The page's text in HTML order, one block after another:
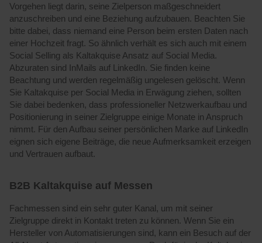
Vorgehen liegt darin, seine Zielperson maßgeschneidert
anzuschreiben und eine Beziehung aufzubauen. Beachten Sie
bitte dabei, dass niemand eine Person beim ersten Daten nach
einer Hochzeit fragt. So ähnlich verhält es sich auch mit einem
Social Selling als Kaltakquise Ansatz auf Social Media.
Abzuraten sind InMails auf LinkedIn. Sie finden keine
Beachtung und werden regelmäßig ungelesen gelöscht. Wenn
Sie Kaltakquise per Social Media in Erwägung ziehen, sollten
Sie dabei bedenken, dass professioneller Netzwerkaufbau und
Positionierung in seiner Zielgruppe einige Monate in Anspruch
nimmt. Für den Aufbau seiner persönlichen Marke auf LinkedIn
eignen sich eigene Beiträge, die neue Aufmerksamkeit erzeigen
und Vertrauen aufbaut.
B2B Kaltakquise auf Messen
Fachmessen sind ein sehr guter Kanal, um mit seiner
Zielgruppe direkt in Kontakt treten zu können. Wenn Sie ein
Hersteller von Automatisierungen sind, kann ein Besuch auf der